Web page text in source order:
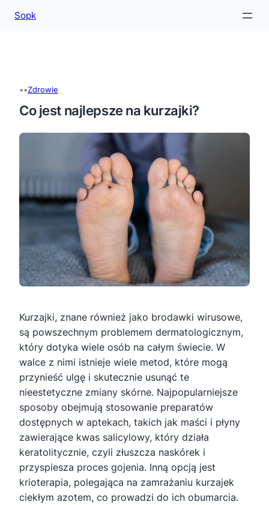
treści
Sopk
••Zdrowie
Co jest najlepsze na kurzajki?
Kurzajki, znane również jako brodawki wirusowe,
są powszechnym problemem dermatologicznym,
który dotyka wiele osób na całym świecie. W
walce z nimi istnieje wiele metod, które mogą
przynieść ulgę i skutecznie usunąć te
nieestetyczne zmiany skórne. Najpopularniejsze
sposoby obejmują stosowanie preparatów
dostępnych w aptekach, takich jak maści i płyny
zawierające kwas salicylowy, który działa
keratolitycznie, czyli złuszcza naskórek i
przyspiesza proces gojenia. Inną opcją jest
krioterapia, polegająca na zamrażaniu kurzajek
ciekłym azotem, co prowadzi do ich obumarcia.